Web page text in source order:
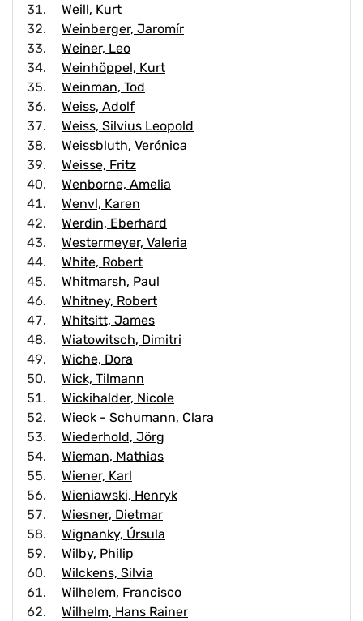
Weill, Kurt
Weinberger, Jaromír
Weiner, Leo
Weinhöppel, Kurt
Weinman, Tod
Weiss, Adolf
Weiss, Silvius Leopold
Weissbluth, Verónica
Weisse, Fritz
Wenborne, Amelia
Wenvl, Karen
Werdin, Eberhard
Westermeyer, Valeria
White, Robert
Whitmarsh, Paul
Whitney, Robert
Whitsitt, James
Wiatowitsch, Dimitri
Wiche, Dora
Wick, Tilmann
Wickihalder, Nicole
Wieck - Schumann, Clara
Wiederhold, Jörg
Wieman, Mathias
Wiener, Karl
Wieniawski, Henryk
Wiesner, Dietmar
Wignanky, Úrsula
Wilby, Philip
Wilckens, Silvia
Wilhelem, Francisco
Wilhelm, Hans Rainer